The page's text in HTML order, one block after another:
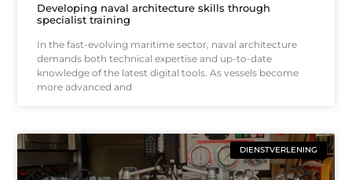
Developing naval architecture skills through
specialist training
In the fast-evolving maritime sector, naval architecture
demands both technical expertise and up-to-date
knowledge of the latest digital tools. As vessels become
more advanced and
DIENSTVERLENING